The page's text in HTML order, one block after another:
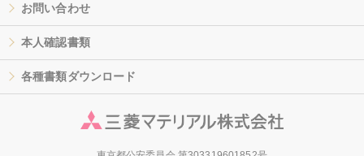
お問い合わせ
本人確認書類
各種書類ダウンロード